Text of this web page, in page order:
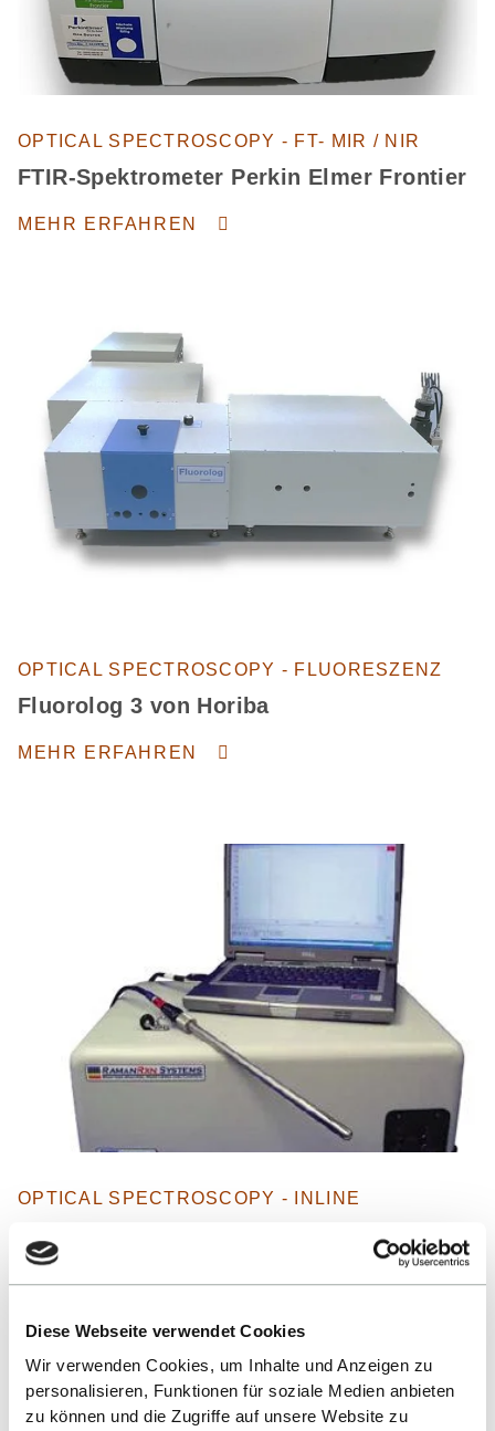
Diese Webseite verwendet Cookies
Wir verwenden Cookies, um Inhalte und Anzeigen zu
personalisieren, Funktionen für soziale Medien anbieten
zu können und die Zugriffe auf unsere Website zu
OPTICAL SPECTROSCOPY - FT- MIR / NIR
FTIR-Spektrometer Perkin Elmer Frontier
MEHR ERFAHREN
OPTICAL SPECTROSCOPY - FLUORESZENZ
Fluorolog 3 von Horiba
MEHR ERFAHREN
OPTICAL SPECTROSCOPY - INLINE
Raman-System RXN1 von Kaiser Optical
Instruments